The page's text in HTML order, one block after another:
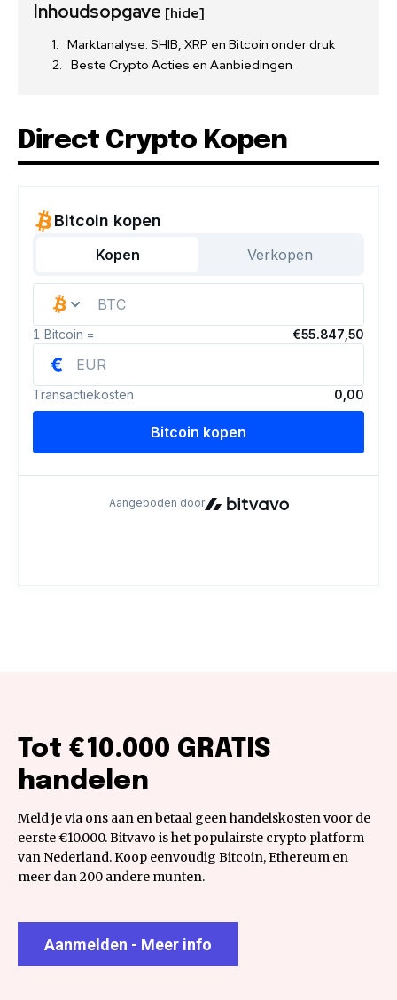
Inhoudsopgave [hide]
Marktanalyse: SHIB, XRP en Bitcoin onder druk
Beste Crypto Acties en Aanbiedingen
Direct Crypto Kopen
Tot €10.000 GRATIS
handelen
Meld je via ons aan en betaal geen handelskosten voor de
eerste €10.000. Bitvavo is het populairste crypto platform
van Nederland. Koop eenvoudig Bitcoin, Ethereum en
meer dan 200 andere munten.
Aanmelden - Meer info